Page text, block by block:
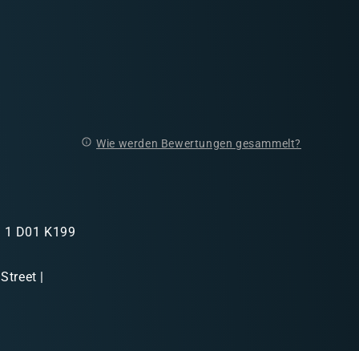
Wie werden Bewertungen gesammelt?
D01 K199
|